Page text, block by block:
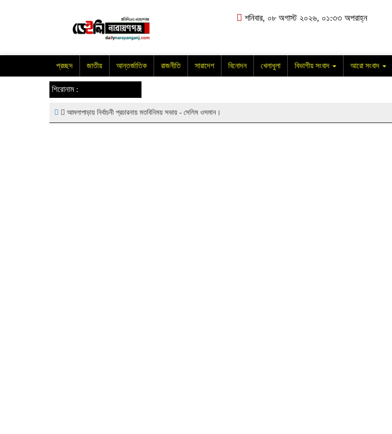
শনিবার, ০৮ অগাস্ট ২০২৬, ০১:৩৩ অপরাহ্ন
প্রচ্ছদ জাতীয় আন্তর্জাতিক রাজনীতি সারাদেশ বিনোদন খেলাধুলা বিভাগীয় সংবাদ আরো সংবাদ
শিরোনাম :
আমলাপাড়ায় নির্বাচনী প্রচারনায় মতবিনিময় সভায় - সেলিম ওসমান।